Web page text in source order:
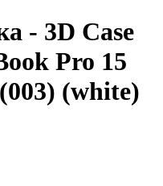
- 3D Case
Pro 15
(white)